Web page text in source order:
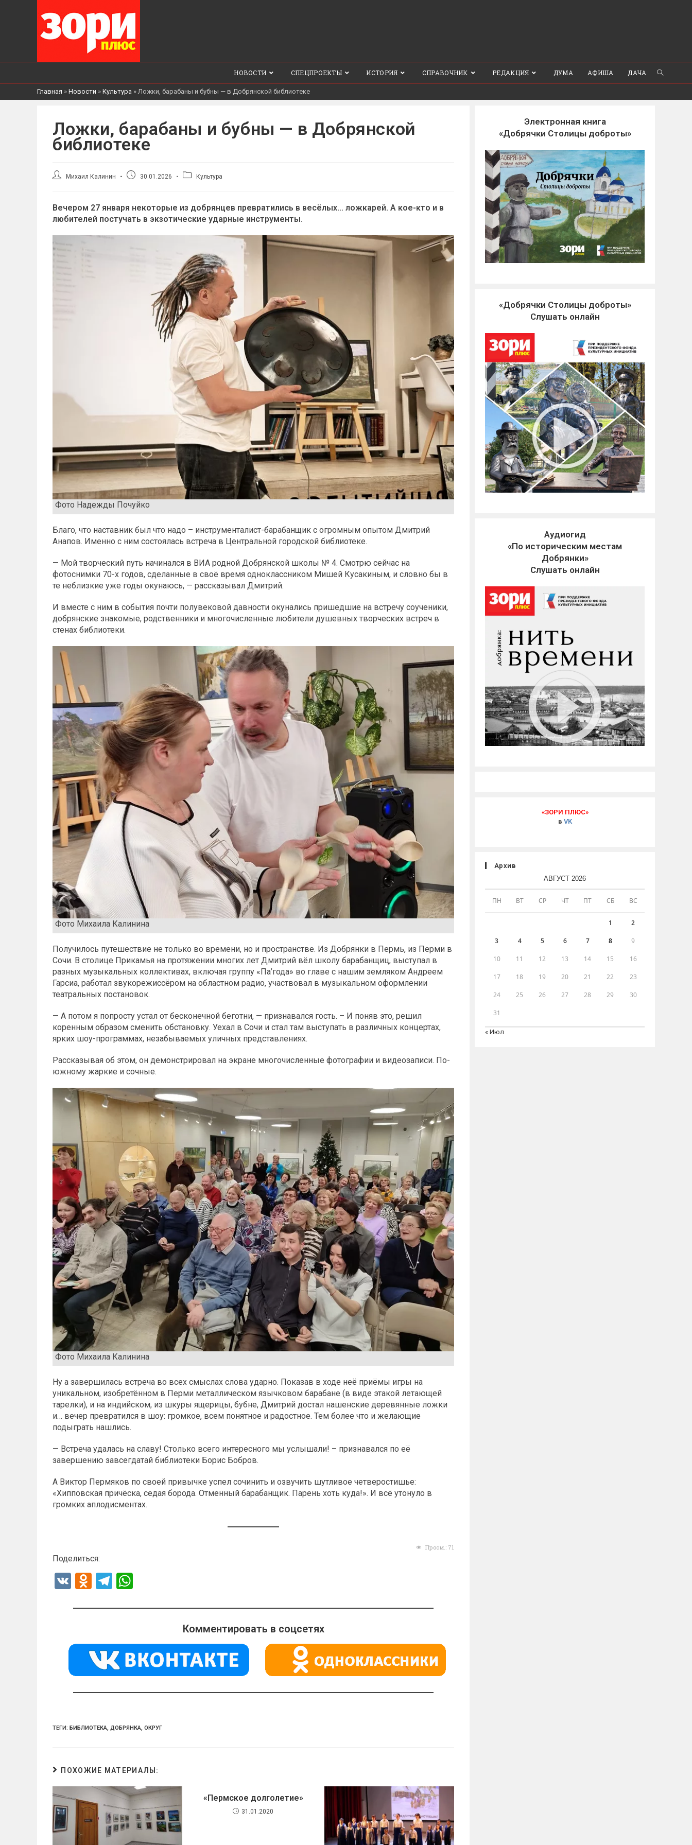
НОВОСТИ СПЕЦПРОЕКТЫ ИСТОРИЯ СПРАВОЧНИК РЕДАКЦИЯ ДУМА АФИША ДАЧА
Главная » Новости » Культура » Ложки, барабаны и бубны — в Добрянской библиотеке
Ложки, барабаны и бубны — в Добрянской
библиотеке
АвторМихаил Калинин
Запись30.01.2026
РубрикаКультура
Вечером 27 января некоторые из добрянцев превратились в весёлых… ложкарей. А кое-кто и в
любителей постучать в экзотические ударные инструменты.
Фото Надежды Почуйко
Благо, что наставник был что надо – инструменталист-барабанщик с огромным опытом Дмитрий
Анапов. Именно с ним состоялась встреча в Центральной городской библиотеке.
— Мой творческий путь начинался в ВИА родной Добрянской школы № 4. Смотрю сейчас на
фотоснимки 70-х годов, сделанные в своё время одноклассником Мишей Кусакиным, и словно бы в
те неблизкие уже годы окунаюсь, — рассказывал Дмитрий.
И вместе с ним в события почти полувековой давности окунались пришедшие на встречу соученики,
добрянские знакомые, родственники и многочисленные любители душевных творческих встреч в
стенах библиотеки.
Фото Михаила Калинина
Получилось путешествие не только во времени, но и пространстве. Из Добрянки в Пермь, из Перми в
Сочи. В столице Прикамья на протяжении многих лет Дмитрий вёл школу барабанщиц, выступал в
разных музыкальных коллективах, включая группу «Па’года» во главе с нашим земляком Андреем
Гарсиа, работал звукорежиссёром на областном радио, участвовал в музыкальном оформлении
театральных постановок.
— А потом я попросту устал от бесконечной беготни, — признавался гость. – И поняв это, решил
коренным образом сменить обстановку. Уехал в Сочи и стал там выступать в различных концертах,
ярких шоу-программах, незабываемых уличных представлениях.
Рассказывая об этом, он демонстрировал на экране многочисленные фотографии и видеозаписи. По-
южному жаркие и сочные.
Фото Михаила Калинина
Ну а завершилась встреча во всех смыслах слова ударно. Показав в ходе неё приёмы игры на
уникальном, изобретённом в Перми металлическом язычковом барабане (в виде этакой летающей
тарелки), и на индийском, из шкуры ящерицы, бубне, Дмитрий достал нашенские деревянные ложки
и… вечер превратился в шоу: громкое, всем понятное и радостное. Тем более что и желающие
подыграть нашлись.
— Встреча удалась на славу! Столько всего интересного мы услышали! – признавался по её
завершению завсегдатай библиотеки Борис Бобров.
А Виктор Пермяков по своей привычке успел сочинить и озвучить шутливое четверостишье:
«Хипповская причёска, седая борода. Отменный барабанщик. Парень хоть куда!». И всё утонуло в
громких аплодисментах.
Просм.: 71
Поделиться:
V
O
n
kl
a
ss
ni
T
e
a
m
at
A
p
p
Комментировать в соцсетях
ТЕГИ: БИБЛИОТЕКА ДОБРЯНКА ОКРУГ
ПОХОЖИЕ МАТЕРИАЛЫ:
«Пермское долголетие»
31.01.2020
Электронная книга
«Добрячки Столицы доброты»
«Добрячки Столицы доброты»
Слушать онлайн
Аудиогид
«По историческим местам
Добрянки»
Слушать онлайн
«ЗОРИ ПЛЮС»
в VK
Архив
АВГУСТ 2026
ПН ВТ СР ЧТ ПТ СБ ВС
1 2
3 4 5 6 7 8 9
10 11 12 13 14 15 16
17 18 19 20 21 22 23
24 25 26 27 28 29 30
31
« Июл